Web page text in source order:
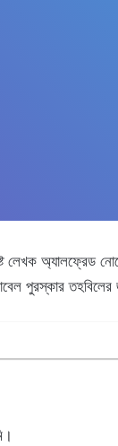
লেখক
পুরস্কার